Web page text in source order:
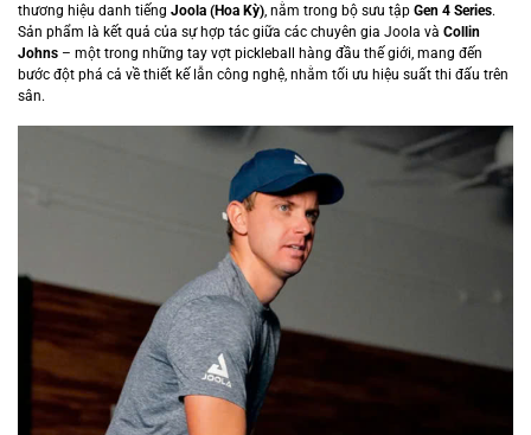
thương hiệu danh tiếng Joola (Hoa Kỳ), nằm trong bộ sưu tập Gen 4 Series.
Sản phẩm là kết quả của sự hợp tác giữa các chuyên gia Joola và Collin
Johns – một trong những tay vợt pickleball hàng đầu thế giới, mang đến
bước đột phá cả về thiết kế lẫn công nghệ, nhằm tối ưu hiệu suất thi đấu trên
sân.